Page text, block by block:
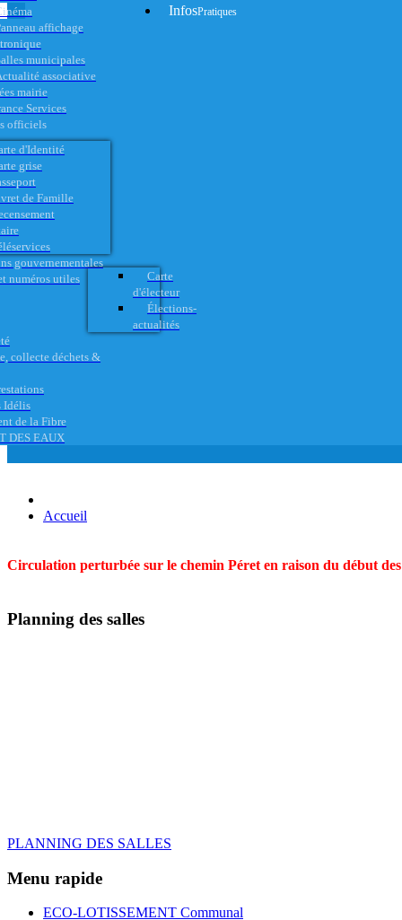
affichage
municipales
associative
InfosPratiques
mairie
Services
officiels
d'Identité
grise
de Famille
gouvernementales
numéros utiles
Carte
d'électeur
Élections-
actualités
collecte déchets &
Idélis
de la Fibre
DES EAUX
Accueil
Circulation perturbée sur le chemin Péret en raison du début
Planning des salles
PLANNING DES SALLES
Menu rapide
ECO-LOTISSEMENT Communal